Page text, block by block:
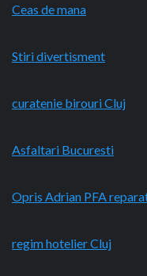
Ceas de mana
Stiri divertisment
curatenie birouri Cluj
Asfaltari Bucuresti
Opris Adrian PFA
regim hotelier Cluj